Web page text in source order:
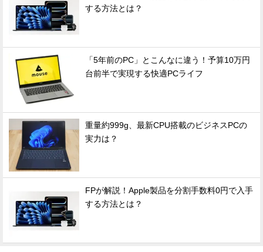
する方法とは？
「5年前のPC」とこんなに違う！予算10万円
台前半で実現する快適PCライフ
重量約999g、最新CPU搭載のビジネスPCの
実力は？
FPが解説！Apple製品を分割手数料0円で入手
する方法とは？